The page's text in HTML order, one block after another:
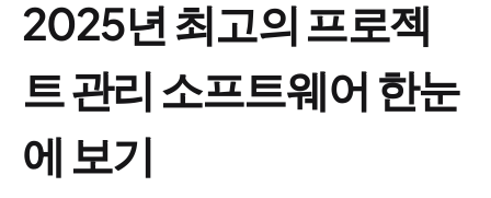
2025년 최고의 프로젝
트 관리 소프트웨어 한눈
에 보기